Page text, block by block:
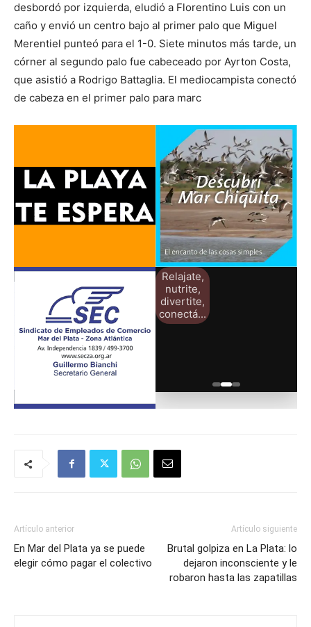
desbordó por izquierda, eludió a Florentino Luis con un
caño y envió un centro bajo al primer palo que Miguel
Merentiel punteó para el 1-0. Siete minutos más tarde, un
córner al segundo palo fue cabeceado por Ayrton Costa,
que asistió a Rodrigo Battaglia. El mediocampista conectó
de cabeza en el primer palo para marc
Relajate,
nutrite,
divertite,
conectá...
Artículo anterior
En Mar del Plata ya se puede
elegir cómo pagar el colectivo
Artículo siguiente
Brutal golpiza en La Plata: lo
dejaron inconsciente y le
robaron hasta las zapatillas